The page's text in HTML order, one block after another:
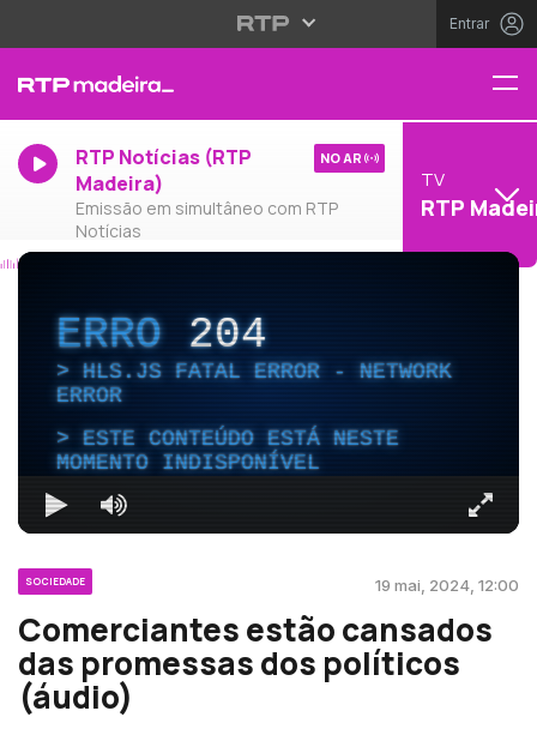
Entrar
RTP Notícias (RTP
Madeira)
Emissão em simultâneo com RTP
Notícias
NO AR
TV
RTP
ERRO204
HLS.JS FATAL ERROR - NETWORK
ERROR
ESTE CONTEÚDO ESTÁ NESTE
MOMENTO INDISPONÍVEL
SOCIEDADE 19 mai, 2024, 12:00
Comerciantes estão cansados
das promessas dos políticos
(áudio)